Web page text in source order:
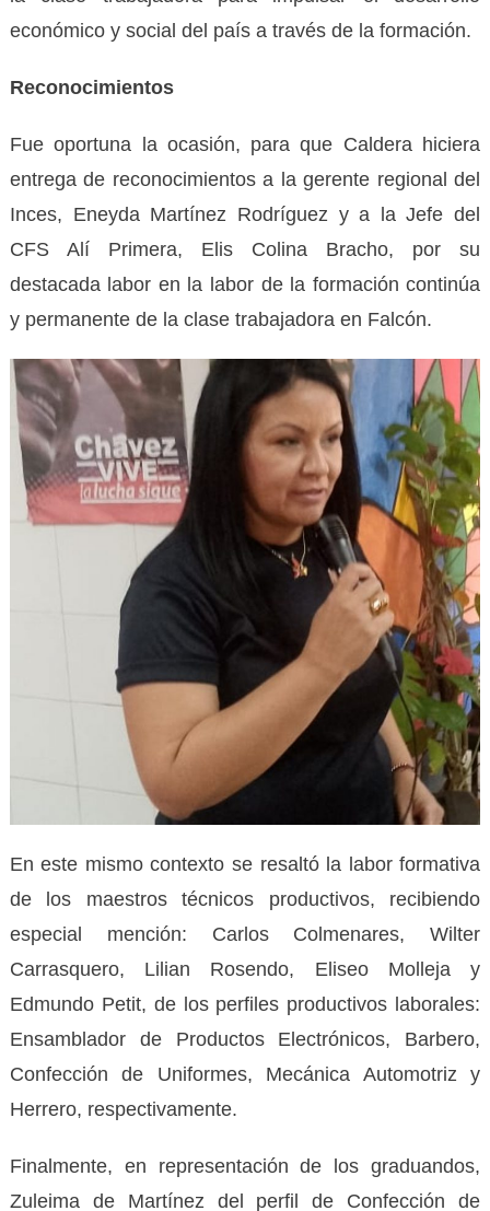
económico y social del país a través de la formación.
Reconocimientos
Fue oportuna la ocasión, para que Caldera hiciera
entrega de reconocimientos a la gerente regional del
Inces, Eneyda Martínez Rodríguez y a la Jefe del
CFS Alí Primera, Elis Colina Bracho, por su
destacada labor en la labor de la formación continúa
y permanente de la clase trabajadora en Falcón.
En este mismo contexto se resaltó la labor formativa
de los maestros técnicos productivos, recibiendo
especial mención: Carlos Colmenares, Wilter
Carrasquero, Lilian Rosendo, Eliseo Molleja y
Edmundo Petit, de los perfiles productivos laborales:
Ensamblador de Productos Electrónicos, Barbero,
Confección de Uniformes, Mecánica Automotriz y
Herrero, respectivamente.
Finalmente, en representación de los graduandos,
Zuleima de Martínez del perfil de Confección de